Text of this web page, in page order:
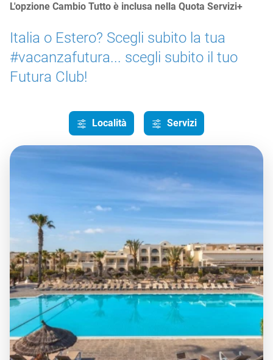
L'opzione Cambio Tutto è inclusa nella Quota Servizi+
Italia o Estero? Scegli subito la tua
#vacanzafutura... scegli subito il tuo
Futura Club!
Località Servizi